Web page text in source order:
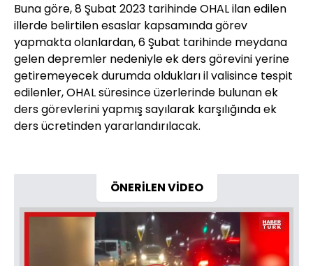
Buna göre, 8 Şubat 2023 tarihinde OHAL ilan edilen
illerde belirtilen esaslar kapsamında görev
yapmakta olanlardan, 6 Şubat tarihinde meydana
gelen depremler nedeniyle ek ders görevini yerine
getiremeyecek durumda oldukları il valisince tespit
edilenler, OHAL süresince üzerlerinde bulunan ek
ders görevlerini yapmış sayılarak karşılığında ek
ders ücretinden yararlandırılacak.
ÖNERİLEN VİDEO